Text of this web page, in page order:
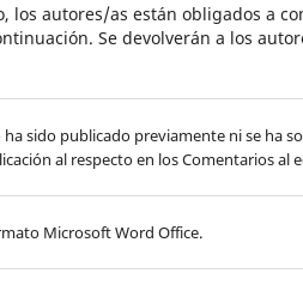
los autores/as están obligados a
Se devolverán a los
ha sido publicado previamente ni se ha
al respecto en los Comentarios al
Microsoft Word Office.